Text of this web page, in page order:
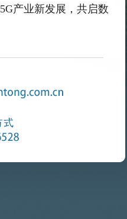
产业新发展，共启数